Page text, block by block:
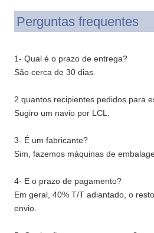
Perguntas frequentes
1- Qual é o prazo de entrega?
São cerca de 30 dias.
2.quantos recipientes pedidos para
Sugiro um navio por LCL.
3- É um fabricante?
Sim, fazemos máquinas de
4- E o prazo de pagamento?
Em geral, 40% T/T adiantado, o
envio.